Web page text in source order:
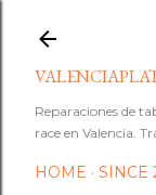
Reparaciones de
race en Valencia.
HOME SINCE